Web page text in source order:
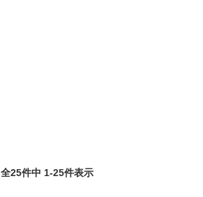
全25件中 1-25件表示